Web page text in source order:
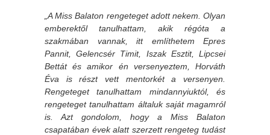
„A Miss Balaton rengeteget adott nekem. Olyan
emberektől tanulhattam, akik régóta a
szakmában vannak, itt említhetem Epres
Pannit, Gelencsér Timit, Iszak Esztit, Lipcsei
Bettát és amikor én versenyeztem, Horváth
Éva is részt vett mentorkét a versenyen.
Rengeteget tanulhattam mindannyiuktól, és
rengeteget tanulhattam általuk saját magamról
is. Azt gondolom, hogy a Miss Balaton
csapatában évek alatt szerzett rengeteg tudást